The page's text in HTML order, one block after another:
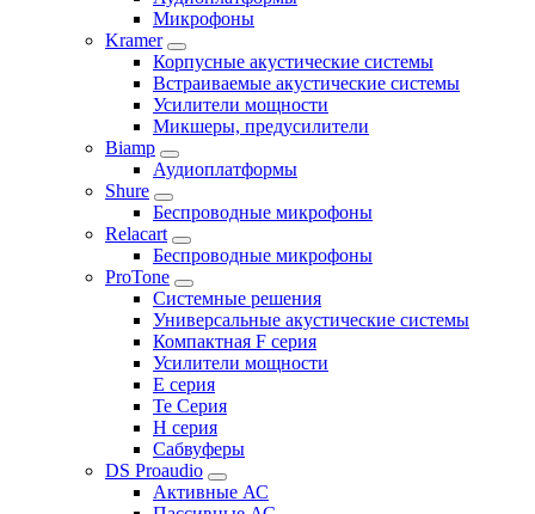
Микрофоны
Kramer
Корпусные акустические системы
Встраиваемые акустические системы
Усилители мощности
Микшеры, предусилители
Biamp
Аудиоплатформы
Shure
Беспроводные микрофоны
Relacart
Беспроводные микрофоны
ProTone
Системные решения
Универсальные акустические системы
Компактная F серия
Усилители мощности
E серия
Te Серия
H серия
Сабвуферы
DS Proaudio
Активные АС